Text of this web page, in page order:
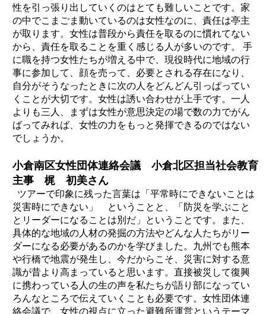
性を引っ張り出していくのはとても難しいことです。家
の中でこまごま動いているのは女性なのに、責任は亭主
が取ります。女性は普段から責任を取るのに慣れてない
から、責任を取ることを重く感じる人が多いのです。 手
に職を持つ女性たちが増える中で、現役時代に地域の行
事に参加して、顔を売って、必要とされる存在になり、
自分がそうなったときに次の人をどんどん引っぱってい
くことが大切です。女性は誘い合わせが上手です。一人
よりも三人、まずは女性が意思決定の場で数の力でがん
ばってみれば、女性の力をもっと発揮できるのではない
でしょうか。
小倉南区女性団体連絡会議 小倉北区担当社会教育
主事 梶 初美さん
ツアーで印象に残った言葉は「平常時にできないことは
災害時にできない」 ということと、「防災を学ぶこと
とリーダーになることは別だ」ということです。また、
具体的な地域の人材の発掘の方法やどんな人たちがリー
ダーになる必要があるのかを学びました。九州でも熊本
や行橋で地震が発生し、今だからこそ、災害に対する意
識が昔より高まっていると思います。直接被災して復興
に携わっている人の生の声を私たちが語り部になってい
ろんなところで伝えていくことも必要です。女性団体連
絡会議で、女性の視点に立った避難所運営というテーマ